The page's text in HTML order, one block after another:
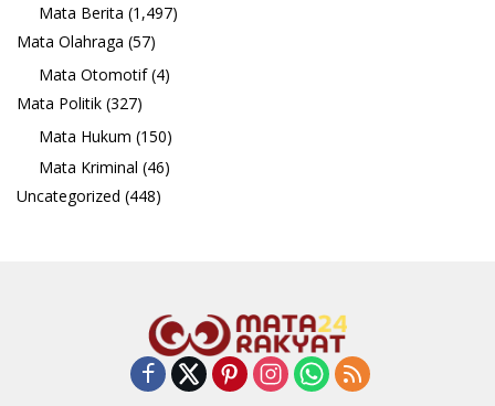
Mata Berita (1,497)
Mata Olahraga (57)
Mata Otomotif(4)
Mata Politik (327)
Mata Hukum (150)
Mata Kriminal (46)
Uncategorized (448)